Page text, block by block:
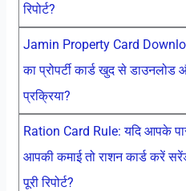
रिपोर्ट?
Jamin Property Card
का प्रोपर्टी कार्ड खुद से डाउनलोड
प्रक्रिया?
Ration Card Rule: यदि आपके
आपकी कमाई तो राशन कार्ड करें
पूरी रिपोर्ट?